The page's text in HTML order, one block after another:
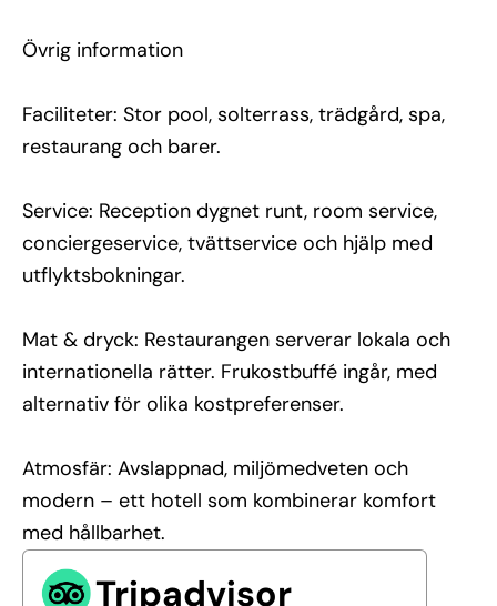
Övrig information
Faciliteter: Stor pool, solterrass, trädgård, spa,
restaurang och barer.
Service: Reception dygnet runt, room service,
conciergeservice, tvättservice och hjälp med
utflyktsbokningar.
Mat & dryck: Restaurangen serverar lokala och
internationella rätter. Frukostbuffé ingår, med
alternativ för olika kostpreferenser.
Atmosfär: Avslappnad, miljömedveten och
modern – ett hotell som kombinerar komfort
med hållbarhet.
Tripadvisor